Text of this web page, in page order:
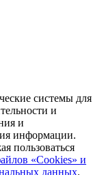
системы для
и
и
информации.
пользоваться
«Cookies» и
данных.